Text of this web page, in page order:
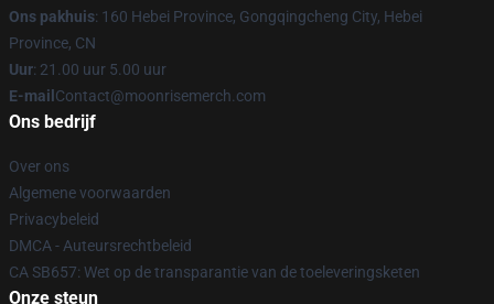
Ons pakhuis: 160 Hebei Province, Gongqingcheng City, Hebei
Province, CN
Uur: 21.00 uur 5.00 uur
E-mail Contact@moonrisemerch.com
Ons bedrijf
Over ons
Algemene voorwaarden
Privacybeleid
DMCA - Auteursrechtbeleid
CA SB657: Wet op de transparantie van de toeleveringsketen
Onze steun